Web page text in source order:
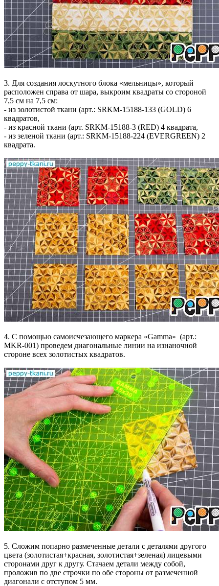
3. Для создания лоскутного блока «мельницы», который
расположен справа от шара, выкроим квадраты со стороной
7,5 см на 7,5 см:
- из золотистой ткани (арт.: SRKM-15188-133 (GOLD) 6
квадратов,
- из красной ткани (арт. SRKM-15188-3 (RED) 4 квадрата,
- из зеленой ткани (арт.: SRKM-15188-224 (EVERGREEN) 2
квадрата.
4. С помощью самоисчезающего маркера «Gamma» (арт.:
MKR-001) проведем диагональные линии на изнаночной
стороне всех золотистых квадратов.
5. Сложим попарно размеченные детали с деталями другого
цвета (золотистая+красная, золотистая+зеленая) лицевыми
сторонами друг к другу. Стачаем детали между собой,
проложив по две строчки по обе стороны от размеченной
диагонали с отступом 5 мм.